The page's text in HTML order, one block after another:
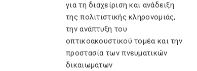
για τη διαχείριση και ανάδειξη
της πολιτιστικής κληρονομιάς,
την ανάπτυξη του
οπτικοακουστικού τομέα και την
προστασία των πνευματικών
δικαιωμάτων